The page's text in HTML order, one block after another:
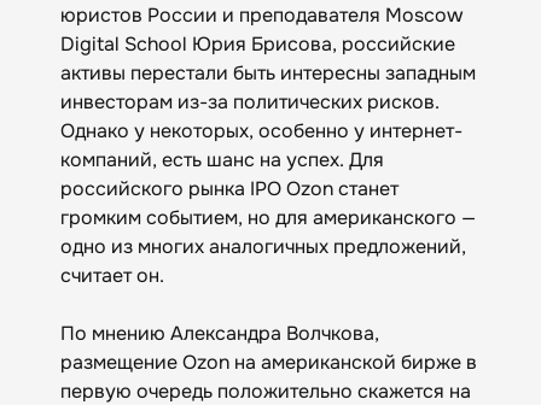
юристов России и преподавателя Moscow
Digital School Юрия Брисова, российские
активы перестали быть интересны западным
инвесторам из-за политических рисков.
Однако у некоторых, особенно у интернет-
компаний, есть шанс на успех. Для
российского рынка IPO Ozon станет
громким событием, но для американского —
одно из многих аналогичных предложений,
считает он.
По мнению Александра Волчкова,
размещение Ozon на американской бирже в
первую очередь положительно скажется на